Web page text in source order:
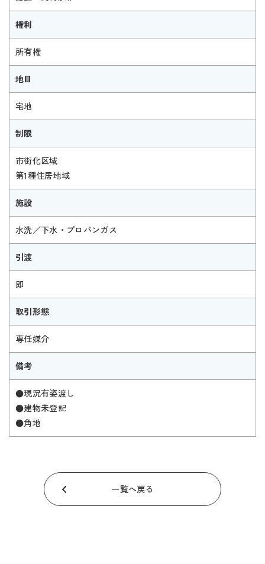
権利
所有権
地目
宅地
制限
市街化区域
第1種住居地域
施設
水洗／下水・プロパンガス
引渡
即
取引形態
専任媒介
備考
●現況有姿渡し
●建物未登記
●角地
一覧へ戻る